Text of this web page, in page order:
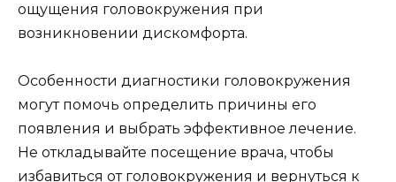
ощущения головокружения при
возникновении дискомфорта.
Особенности диагностики головокружения
могут помочь определить причины его
появления и выбрать эффективное лечение.
Не откладывайте посещение врача, чтобы
избавиться от головокружения и вернуться к